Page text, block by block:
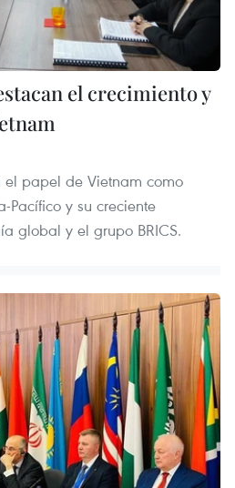
el crecimiento y
el papel de Vietnam como
Pacífico y su creciente
global y el grupo BRICS.